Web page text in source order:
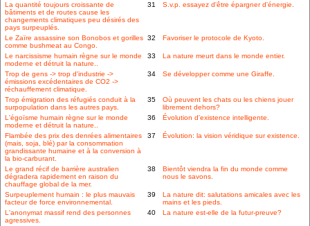
La quantité toujours croissante de
bâtiments et de routes cause les
changements climatiques peu désirés des
pays surpeuplés.
31 S.v.p. essayez d'être épargner d'énergie.
Le Zaïre assassine son Bonobos et gorilles
comme bushmeat au Congo.
32 Favoriser le protocole de Kyoto.
Le narcissisme humain règne sur le monde
moderne et détruit la nature..
33 La nature meurt dans le monde entier.
Trop de gens -> trop d'industrie ->
émissions excédentaires de CO2 ->
réchauffement climatique.
34 Se développer comme une Giraffe.
Trop émigration des réfugiés conduit à la
surpopulation dans les autres pays.
35
Où peuvent les chats ou les chiens jouer
librement dehors?
L'égoïsme humain règne sur le monde
moderne et détruit la nature..
36 Évolution d'existence intelligente.
Flambée des prix des denrées alimentaires
(mais, soja, blé) par la consommation
grandissante humaine et à la conversion à
la bio-carburant.
37 Évolution: la vision véridique sur existence.
Le grand récif de barrière australien
dégradera rapidement en raison du
chauffage global de la mer.
38
Bientôt viendra la fin du monde comme
nous le savons.
Surpeuplement humain : le plus mauvais
facteur de force environnemental.
39
La nature dit: salutations amicales avec les
mains et les pieds.
L'anonymat massif rend des personnes
agressives.
40 La nature est-elle de la futur-preuve?